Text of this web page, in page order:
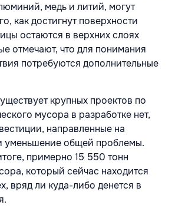
медь и литий, могут
как достигнут поверхности
остаются в верхних слоях
отмечают, что для понимания
потребуются дополнительные
крупных проектов по
мусора в разработке нет,
направленные на
уменьшение общей проблемы.
примерно 15 550 тонн
который сейчас находится
вряд ли куда-либо денется в